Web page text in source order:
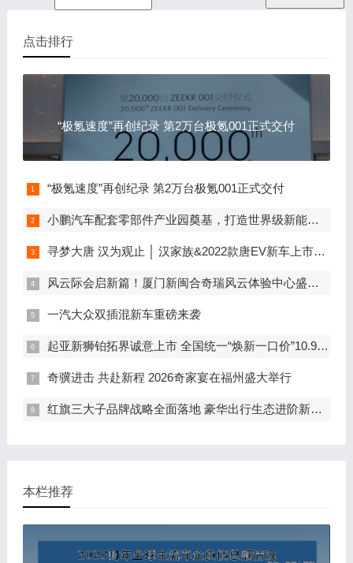
点击排行
“极氪速度”再创纪录 第2万台极氪001正式交付
“极氪速度”再创纪录 第2万台极氪001正式交付
小鹏汽车配套零部件产业园奠基，打造世界级新能源智能汽车集群
寻梦大唐 汉为观止 │ 汉家族&2022款唐EV新车上市发布会，敬请期待！
风云际会启新篇！厦门新闽合奇瑞风云体验中心盛大开业
一汽大众双插混新车重磅来袭
起亚新狮铂拓界诚意上市 全国统一“焕新一口价”10.99万元起
奇骥进击 共赴新程 2026奇家宴在福州盛大举行
红旗三大子品牌战略全面落地 豪华出行生态进阶新篇章
本栏推荐